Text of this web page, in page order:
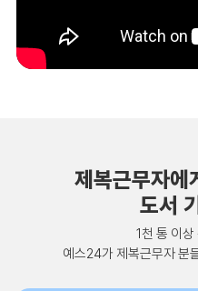
제복근무자에
도서
1천 통 이
예스24가 제복근무자 분